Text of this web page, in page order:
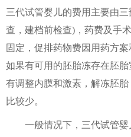
三代试管婴儿的费用主要由
查，建档前检查)，药费及手
固定，促排药物费因用药方
如果有可用的胚胎冻存在胚
有调整内膜和激素，解冻胚
比较少。
一般情况下，三代试管婴